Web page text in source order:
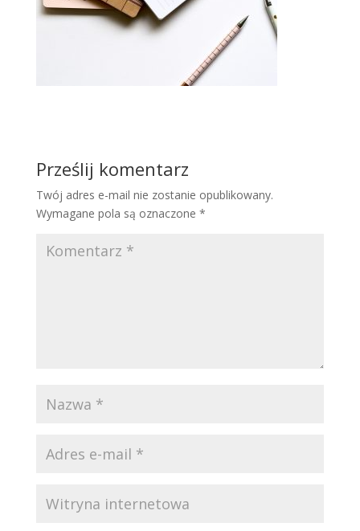
Prześlij komentarz
Twój adres e-mail nie zostanie opublikowany.
Wymagane pola są oznaczone *